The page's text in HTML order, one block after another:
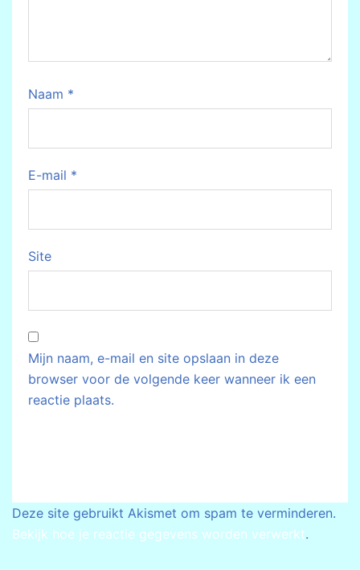
Naam *
E-mail *
Site
Mijn naam, e-mail en site opslaan in deze
browser voor de volgende keer wanneer ik een
reactie plaats.
Deze site gebruikt Akismet om spam te verminderen.
Bekijk hoe je reactie gegevens worden verwerkt.